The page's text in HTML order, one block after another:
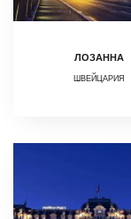
ЛОЗАННА
ШВЕЙЦАРИЯ